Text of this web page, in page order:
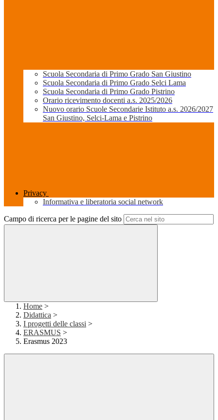
Scuola Secondaria di Primo Grado San Giustino
Scuola Secondaria di Primo Grado Selci Lama
Scuola Secondaria di Primo Grado Pistrino
Orario ricevimento docenti a.s. 2025/2026
Nuovo orario Scuole Secondarie Istituto a.s. 2026/2027
San Giustino, Selci-Lama e Pistrino
Privacy
Informativa e liberatoria social network
Campo di ricerca per le pagine del sito
Home >
Didattica >
I progetti delle classi >
ERASMUS >
Erasmus 2023